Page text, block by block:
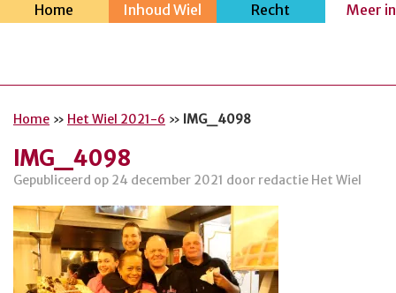
Home Inhoud Wiel Recht Meer
Home » Het Wiel 2021-6 » IMG_4098
IMG_4098
Gepubliceerd op 24 december 2021 door redactie Het Wiel